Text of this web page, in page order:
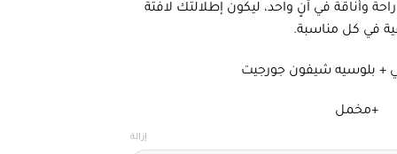
وأناقة في آنٍ واحد، ليكون إطلالتك لافتة
في كل مناسبة.
+ بلوسيه شيفون جورجيت
+مخمل
إزالة